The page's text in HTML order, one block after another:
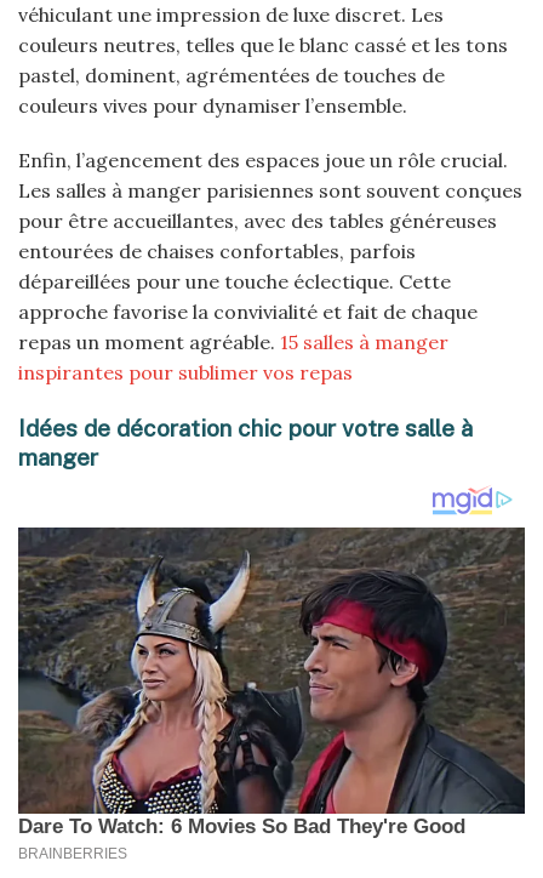
véhiculant une impression de luxe discret. Les
couleurs neutres, telles que le blanc cassé et les tons
pastel, dominent, agrémentées de touches de
couleurs vives pour dynamiser l’ensemble.
Enfin, l’agencement des espaces joue un rôle crucial.
Les salles à manger parisiennes sont souvent conçues
pour être accueillantes, avec des tables généreuses
entourées de chaises confortables, parfois
dépareillées pour une touche éclectique. Cette
approche favorise la convivialité et fait de chaque
repas un moment agréable. 15 salles à manger
inspirantes pour sublimer vos repas
Idées de décoration chic pour votre salle à
manger